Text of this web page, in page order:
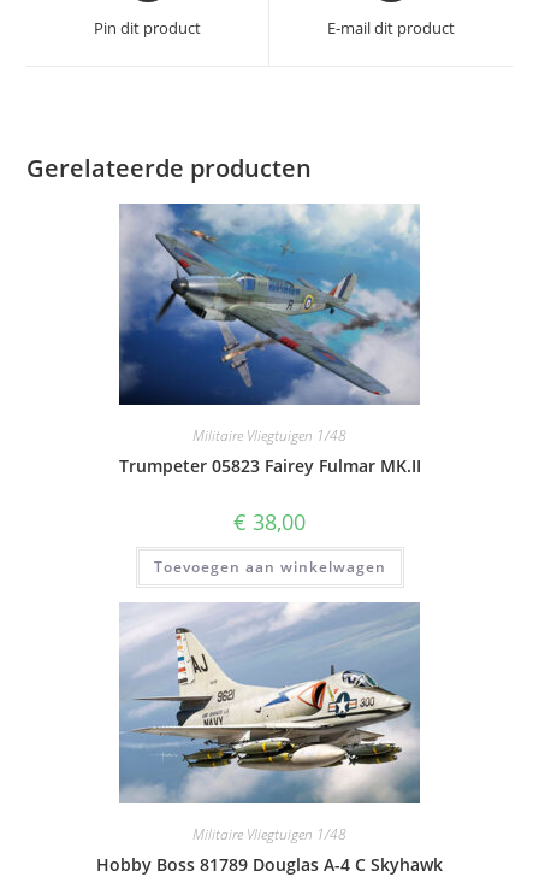
nieuw
Pin dit product
nieuw
E-mail dit product
Gerelateerde producten
Militaire Vliegtuigen 1/48
Trumpeter 05823 Fairey Fulmar MK.II
€ 38,00
Toevoegen aan winkelwagen
Militaire Vliegtuigen 1/48
Hobby Boss 81789 Douglas A-4 C Skyhawk